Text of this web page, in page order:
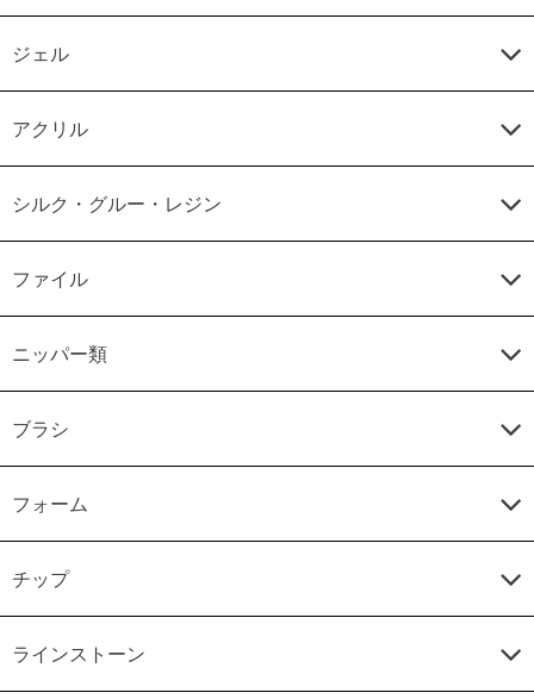
ジェル
アクリル
シルク・グルー・レジン
ファイル
ニッパー類
ブラシ
フォーム
チップ
ラインストーン